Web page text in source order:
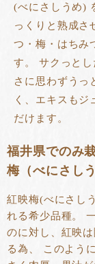
(べにさしうめ)
っくりと熟成さ
つ・梅・はちみ
す。 サクっと
さに思わずうっ
く、エキスもジ
だけます。
福井県でのみ
梅（べにさし
紅映梅(べにさし
れる希少品種。
のに対し、紅映
る為、 このよう